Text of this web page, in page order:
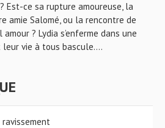
ce sa rupture amoureuse, la
amie Salomé, ou la rencontre de
? Lydia s’enferme dans une
vie à tous bascule....
ravissement